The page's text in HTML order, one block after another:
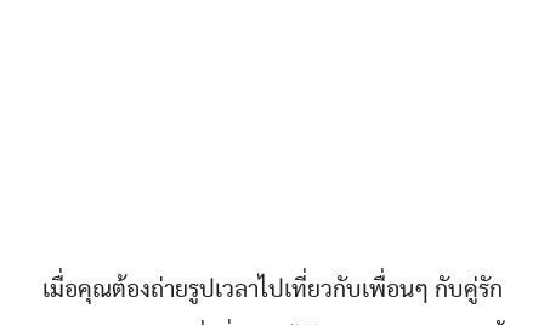
เมื่อคุณต้องถ่ายรูปเวลาไปเที่ยวกับเพื่อนๆ กับคู่รัก